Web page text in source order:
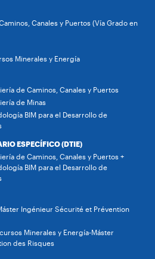
Canales y Puertos (Vía Grado en
Minerales y Energía
de Caminos, Canales y Puertos
de Minas
BIM para el Desarrollo de
ESPECÍFICO (DTIE)
de Caminos, Canales y Puertos +
BIM para el Desarrollo de
Ingénieur Sécurité et Prévention
Minerales y Energía-Máster
des Risques